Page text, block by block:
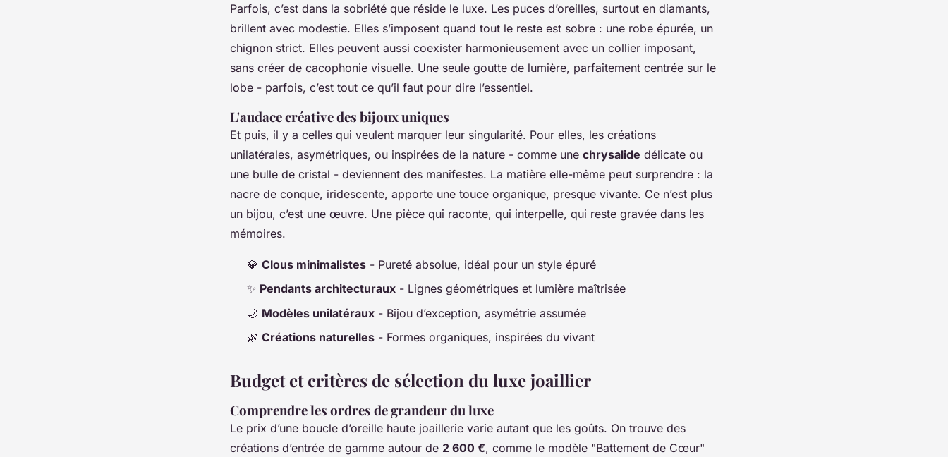
Parfois, c’est dans la sobriété que réside le luxe. Les puces d’oreilles, surtout en diamants,
brillent avec modestie. Elles s’imposent quand tout le reste est sobre : une robe épurée, un
chignon strict. Elles peuvent aussi coexister harmonieusement avec un collier imposant,
sans créer de cacophonie visuelle. Une seule goutte de lumière, parfaitement centrée sur le
lobe - parfois, c’est tout ce qu’il faut pour dire l’essentiel.
L'audace créative des bijoux uniques
Et puis, il y a celles qui veulent marquer leur singularité. Pour elles, les créations
unilatérales, asymétriques, ou inspirées de la nature - comme une chrysalide délicate ou
une bulle de cristal - deviennent des manifestes. La matière elle-même peut surprendre : la
nacre de conque, iridescente, apporte une touce organique, presque vivante. Ce n’est plus
un bijou, c’est une œuvre. Une pièce qui raconte, qui interpelle, qui reste gravée dans les
mémoires.
💎 Clous minimalistes - Pureté absolue, idéal pour un style épuré
✨ Pendants architecturaux - Lignes géométriques et lumière maîtrisée
🌙 Modèles unilatéraux - Bijou d’exception, asymétrie assumée
🌿 Créations naturelles - Formes organiques, inspirées du vivant
Budget et critères de sélection du luxe joaillier
Comprendre les ordres de grandeur du luxe
Le prix d’une boucle d’oreille haute joaillerie varie autant que les goûts. On trouve des
créations d’entrée de gamme autour de 2 600 €, comme le modèle "Battement de Cœur"